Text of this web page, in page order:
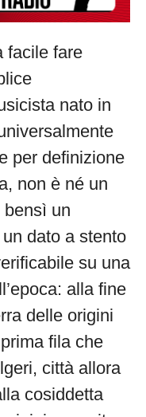
facile fare
nato in
per definizione
non è né un
bensì un
dato a stento
su una
alla fine
delle origini
fila che
città allora
cosiddetta